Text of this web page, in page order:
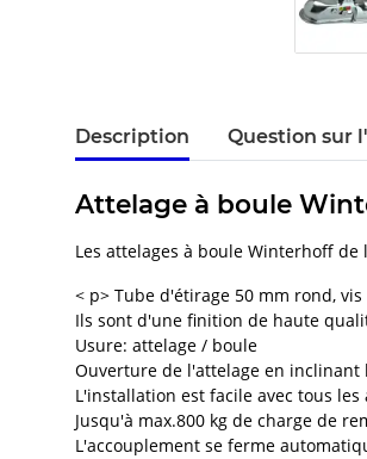
Description Question sur
Attelage à boule
Les attelages à boule Winterhoff
< p> Tube d'étirage 50 mm rond,
Ils sont d'une finition de haute
Usure: attelage / boule
Ouverture de l'attelage en inclinant
L'installation est facile avec tous
Jusqu'à max.800 kg de charge de
L'accouplement se ferme